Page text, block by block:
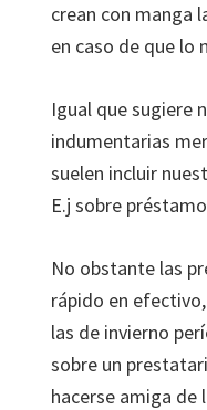
crean con manga
en caso de que lo
Igual que sugiere
indumentarias
suelen incluir
E.j sobre
No obstante las
rápido en
las de invierno
sobre un
hacerse amiga